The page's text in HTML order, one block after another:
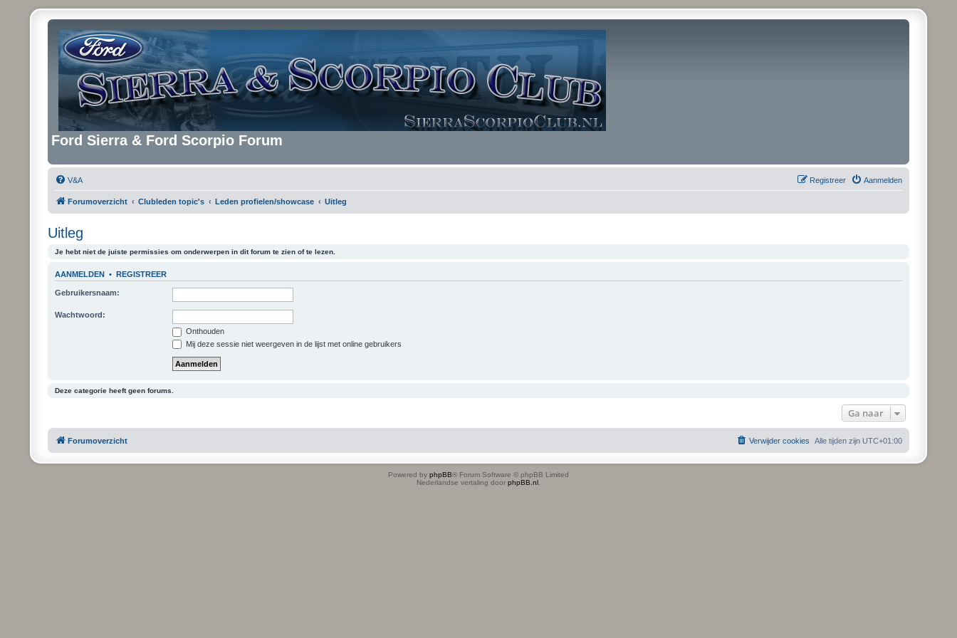
Ford Sierra & Ford Scorpio Forum
V&A Aanmelden
Registreer
Forumoverzicht Clubleden topic's Leden profielen/showcase Uitleg
Uitleg
Je hebt niet de juiste permissies om onderwerpen in dit forum te zien of te lezen.
AANMELDEN •REGISTREER
Gebruikersnaam:
Wachtwoord:
Onthouden
Mij deze sessie niet weergeven in de lijst met online gebruikers
Deze categorie heeft geen forums.
Ga naar
Forumoverzicht Alle tijden zijn UTC+01:00
Verwijder cookies
Powered by phpBB® Forum Software © phpBB Limited
Nederlandse vertaling door phpBB.nl.